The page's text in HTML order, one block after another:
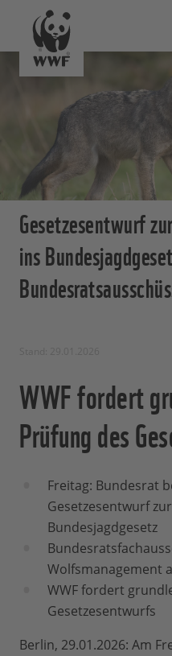
Gesetzesentwurf
ins
WWF fordert
Prüfung des
Freitag: Bundesrat
Gesetzesentwurf
Bundesjagdgesetz
Wolfsmanagement
WWF fordert
Gesetzesentwurfs
Berlin, 29.01.2026: Am